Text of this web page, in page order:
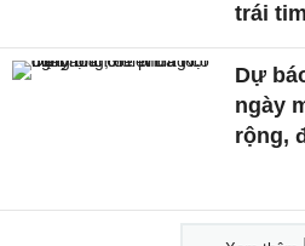
trái
Dự
ngày
rộng,